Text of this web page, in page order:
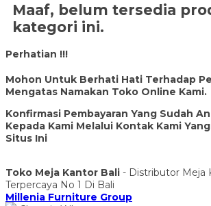
Maaf, belum tersedia
kategori ini.
Perhatian !!!
Mohon Untuk Berhati Hati Terhadap
Mengatas Namakan Toko Online Kami.
Konfirmasi Pembayaran Yang Sudah
Kepada Kami Melalui Kontak Kami
Situs Ini
Toko Meja Kantor Bali - Distributor Meja
Terpercaya No 1 Di Bali
Millenia Furniture Group